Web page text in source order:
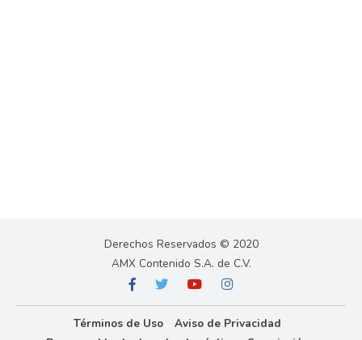
Derechos Reservados © 2020
AMX Contenido S.A. de C.V.
Términos de Uso
Aviso de Privacidad